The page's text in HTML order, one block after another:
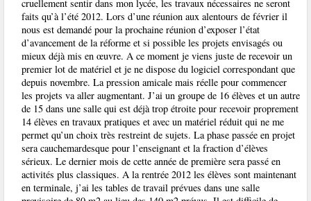
cruellement sentir dans mon lycée, les travaux nécessaires ne seront
faits qu’à l’été 2012. Lors d’une réunion aux alentours de février il
nous est demandé pour la prochaine réunion d’exposer l’état
d’avancement de la réforme et si possible les projets envisagés ou
mieux déjà mis en œuvre. A ce moment je viens juste de recevoir un
premier lot de matériel et je ne dispose du logiciel correspondant que
depuis novembre. La pression amicale mais réelle pour commencer
les projets va aller augmentant. J’ai un groupe de 16 élèves et un autre
de 15 dans une salle qui est déjà trop étroite pour recevoir proprement
14 élèves en travaux pratiques et avec un matériel réduit qui ne me
permet qu’un choix très restreint de sujets. La phase passée en projet
sera cauchemardesque pour l’enseignant et la fraction d’élèves
sérieux. Le dernier mois de cette année de première sera passé en
activités plus classiques. A la rentrée 2012 les élèves sont maintenant
en terminale, j’ai les tables de travail prévues dans une salle